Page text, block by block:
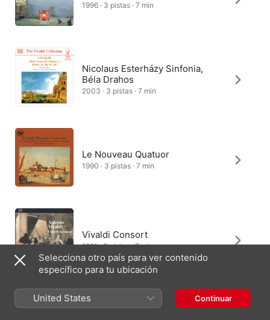
1996 · 3 pistas · 7 min
Nicolaus Esterházy Sinfonia,
Béla Drahos
2003 · 3 pistas · 7 min
Le Nouveau Quatuor
1990 · 3 pistas · 7 min
Vivaldi Consort
1991 · 3 pistas · 7 min
Selecciona otro país para ver contenido
específico para tu ubicación
United States Continuar